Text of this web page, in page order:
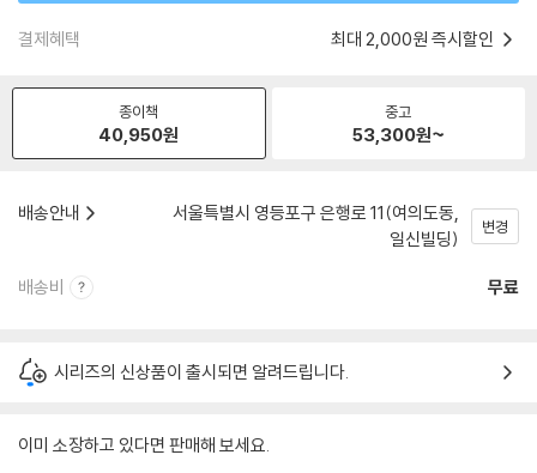
결제혜택 최대 2,000원 즉시할인
종이책
40,950원
중고
53,300원~
배송안내
서울특별시 영등포구 은행로 11(여의도동,
일신빌딩)
변경
배송비 무료
시리즈의 신상품이 출시되면 알려드립니다.
이미 소장하고 있다면 판매해 보세요.